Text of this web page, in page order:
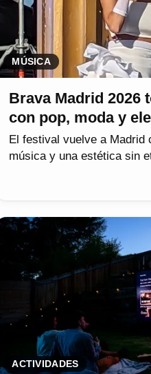
MÚSICA
Brava Madrid 2026
con pop, moda y
El festival vuelve a Madrid
música y una estética sin
ACTIVIDADES